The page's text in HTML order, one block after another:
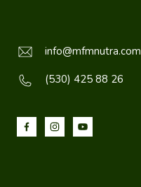
info@mfmnutra.com
(530) 425 88 26